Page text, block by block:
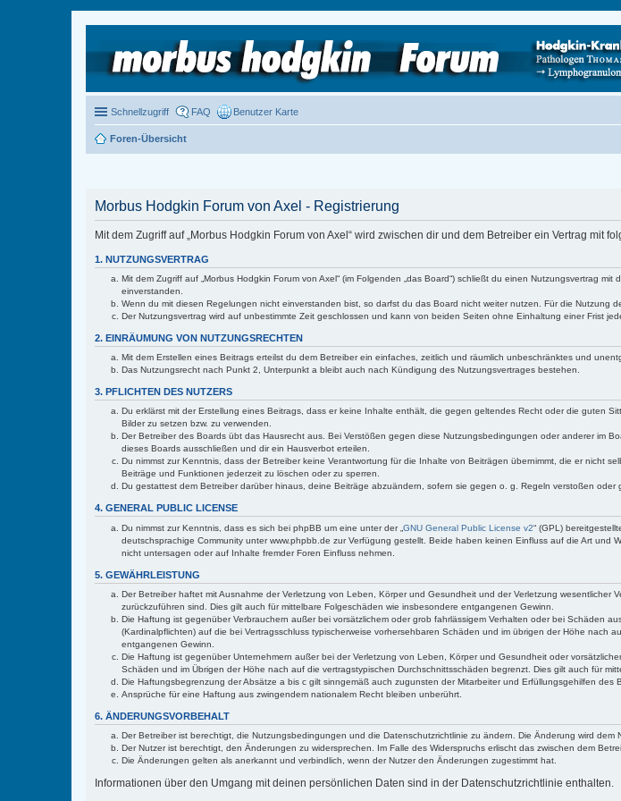
Schnellzugriff FAQ Benutzer Karte
Foren-Übersicht
Morbus Hodgkin Forum von Axel - Registrierung
Mit dem Zugriff auf „Morbus Hodgkin Forum von Axel“ wird zwischen dir und dem Betreiber ein Vertrag mit
1. NUTZUNGSVERTRAG
Mit dem Zugriff auf „Morbus Hodgkin Forum von Axel“ (im Folgenden „das Board“) schließt du einen Nutzungsvertrag
einverstanden.
Wenn du mit diesen Regelungen nicht einverstanden bist, so darfst du das Board nicht weiter nutzen. Für die Nutzung
Der Nutzungsvertrag wird auf unbestimmte Zeit geschlossen und kann von beiden Seiten ohne Einhaltung einer Frist
2. EINRÄUMUNG VON NUTZUNGSRECHTEN
Mit dem Erstellen eines Beitrags erteilst du dem Betreiber ein einfaches, zeitlich und räumlich unbeschränktes und
Das Nutzungsrecht nach Punkt 2, Unterpunkt a bleibt auch nach Kündigung des Nutzungsvertrages bestehen.
3. PFLICHTEN DES NUTZERS
Du erklärst mit der Erstellung eines Beitrags, dass er keine Inhalte enthält, die gegen geltendes Recht oder die guten
Bilder zu setzen bzw. zu verwenden.
Der Betreiber des Boards übt das Hausrecht aus. Bei Verstößen gegen diese Nutzungsbedingungen oder anderer im
dieses Boards ausschließen und dir ein Hausverbot erteilen.
Du nimmst zur Kenntnis, dass der Betreiber keine Verantwortung für die Inhalte von Beiträgen übernimmt, die er nicht
Beiträge und Funktionen jederzeit zu löschen oder zu sperren.
Du gestattest dem Betreiber darüber hinaus, deine Beiträge abzuändern, sofern sie gegen o. g. Regeln verstoßen
4. GENERAL PUBLIC LICENSE
Du nimmst zur Kenntnis, dass es sich bei phpBB um eine unter der „ GNU General Public License v2“ (GPL)
deutschsprachige Community unter www.phpbb.de zur Verfügung gestellt. Beide haben keinen Einfluss auf die Art
nicht untersagen oder auf Inhalte fremder Foren Einfluss nehmen.
5. GEWÄHRLEISTUNG
Der Betreiber haftet mit Ausnahme der Verletzung von Leben, Körper und Gesundheit und der Verletzung
zurückzuführen sind. Dies gilt auch für mittelbare Folgeschäden wie insbesondere entgangenen Gewinn.
Die Haftung ist gegenüber Verbrauchern außer bei vorsätzlichem oder grob fahrlässigem Verhalten oder bei Schäden
(Kardinalpflichten) auf die bei Vertragsschluss typischerweise vorhersehbaren Schäden und im übrigen der Höhe
entgangenen Gewinn.
Die Haftung ist gegenüber Unternehmern außer bei der Verletzung von Leben, Körper und Gesundheit oder
Schäden und im Übrigen der Höhe nach auf die vertragstypischen Durchschnittsschäden begrenzt. Dies gilt auch für
Die Haftungsbegrenzung der Absätze a bis c gilt sinngemäß auch zugunsten der Mitarbeiter und Erfüllungsgehilfen des
Ansprüche für eine Haftung aus zwingendem nationalem Recht bleiben unberührt.
6. ÄNDERUNGSVORBEHALT
Der Betreiber ist berechtigt, die Nutzungsbedingungen und die Datenschutzrichtlinie zu ändern. Die Änderung wird dem
Der Nutzer ist berechtigt, den Änderungen zu widersprechen. Im Falle des Widerspruchs erlischt das zwischen dem
Die Änderungen gelten als anerkannt und verbindlich, wenn der Nutzer den Änderungen zugestimmt hat.
Informationen über den Umgang mit deinen persönlichen Daten sind in der Datenschutzrichtlinie enthalten.